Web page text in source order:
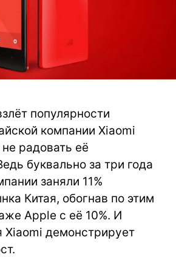
популярности
компании Xiaomi
радовать её
буквально за три года
заняли 11%
Китая, обогнав по этим
Apple с её 10%. И
Xiaomi демонстрирует